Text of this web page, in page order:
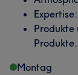
Produkte
Produkte.
Montag